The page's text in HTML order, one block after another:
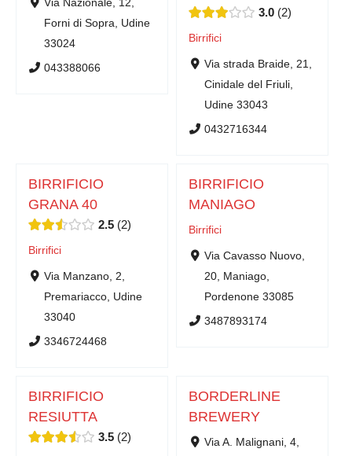
Via Nazionale, 12,
Forni di Sopra, Udine
33024
043388066
3.0 2
Birrifici
Via strada Braide, 21,
Cinidale del Friuli,
Udine 33043
0432716344
BIRRIFICIO
GRANA 40
2.5 2
Birrifici
Via Manzano, 2,
Premariacco, Udine
33040
3346724468
BIRRIFICIO
MANIAGO
Birrifici
Via Cavasso Nuovo,
20, Maniago,
Pordenone 33085
3487893174
BIRRIFICIO
RESIUTTA
3.5 2
BORDERLINE
BREWERY
Via A. Malignani, 4,